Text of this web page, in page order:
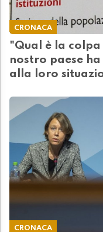
CRONACA
"Qual è la
nostro paese
alla loro
CRONACA